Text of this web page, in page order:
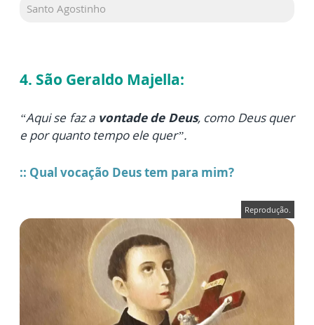
Santo Agostinho
4. São Geraldo Majella:
“Aqui se faz avontade de Deus, como Deus quer
e por quanto tempo ele quer”.
:: Qual vocação Deus tem para mim?
Reprodução.